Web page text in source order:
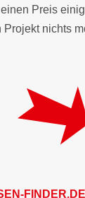
Preis
Projekt nichts
FINDER.DE